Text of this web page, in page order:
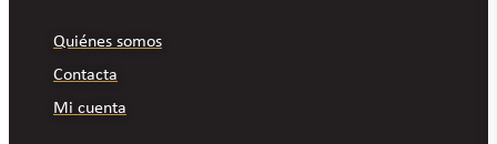
Quiénes somos
Contacta
Mi cuenta